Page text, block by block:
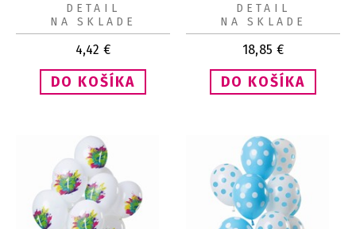
4,42 €
DETAIL
NA SKLADE
18,85 €
DETAIL
NA SKLADE